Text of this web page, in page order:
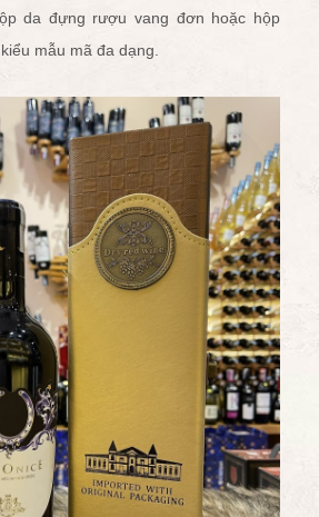
da đựng rượu vang đơn hoặc hộp
mẫu mã đa dạng.